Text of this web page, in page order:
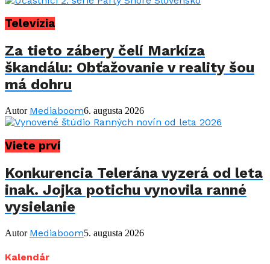
Televízia
Za tieto zábery čelí Markíza
škandálu: Obťažovanie v reality šou
má dohru
Autor Mediaboom6. augusta 2026
Viete prví
Konkurencia Telerána vyzerá od leta
inak. Jojka potichu vynovila ranné
vysielanie
Autor Mediaboom5. augusta 2026
Kalendár